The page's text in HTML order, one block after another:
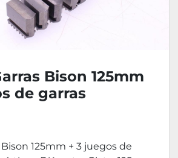
Bison 125mm
de garras
Bison 125mm + 3 juegos de